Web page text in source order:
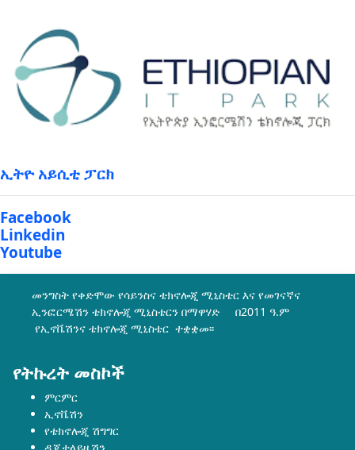
ኢትዮ አይሲቲ ፓርክ
Facebook
Linkedin
Youtube
መንግስት የቀድሞው የሳይንስና ቴክኖሎጂ ሚኒስቴር እና የመገናኛና
ኢንፎርሜሽን ቴክኖሎጂ ሚኒስቴርን በማዋሃድ በ2011 ዓ.ም
የኢኖቬሽንና ቴክኖሎጂ ሚኒስቴር ተቋቋመ፡፡
የትኩረት መስኮች
ምርምር
ኢኖቬሽን
የቴክኖሎጂ ሽግግር